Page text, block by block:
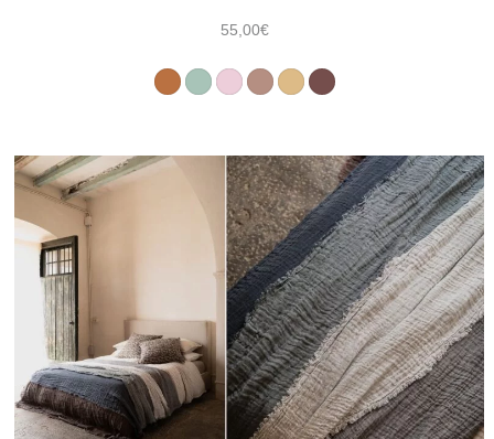
55,00€